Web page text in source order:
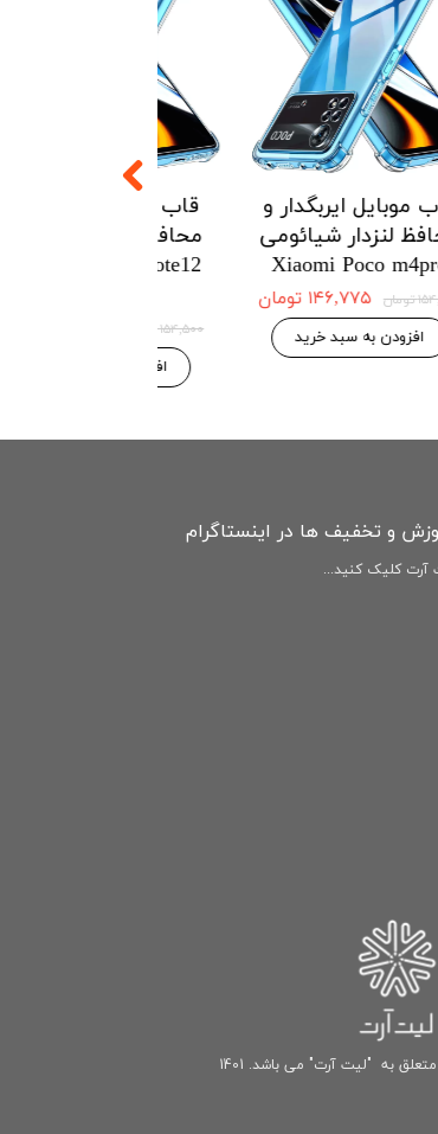
قاب موبایل ایربگدار و
محافظ لنزدار شیائومی
Xiaomi Poco m4pro
۱۵۴,۵۰۰ تومان ۱۴۶,۷۷۵ تومان
افزودن به سبد خرید
به "لیت آرت" می باشد. 1401
و تخفیف ها در اینستاگرام
آرت کلیک کنید...